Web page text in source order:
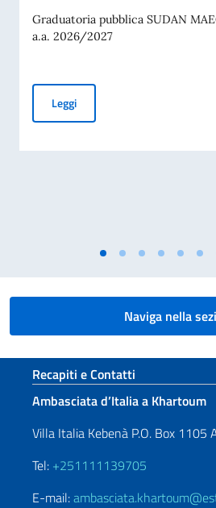
Graduatoria pubblica SUDAN
a.a. 2026/2027
LeggiGRADUATORIA FINALE
Naviga nella
Sezione footer
Recapiti e Contatti
Ambasciata d’Italia a Khartoum
Villa Italia Kebenà P.O. Box 1105
Tel: +251111139705
E-mail: